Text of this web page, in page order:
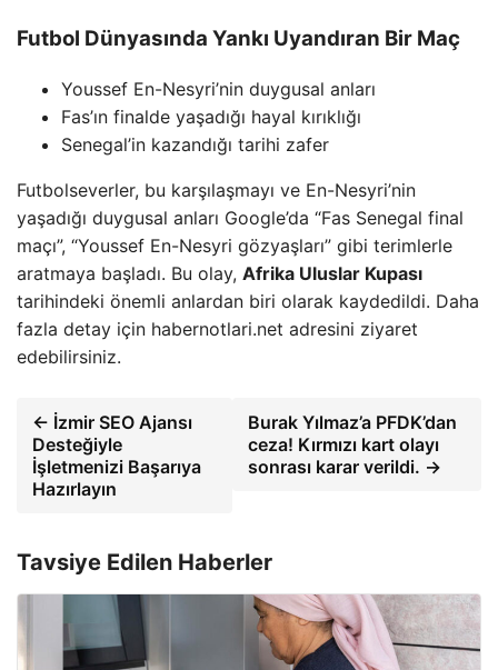
Futbol Dünyasında Yankı Uyandıran Bir Maç
Youssef En-Nesyri’nin duygusal anları
Fas’ın finalde yaşadığı hayal kırıklığı
Senegal’in kazandığı tarihi zafer
Futbolseverler, bu karşılaşmayı ve En-Nesyri’nin
yaşadığı duygusal anları Google’da “Fas Senegal final
maçı”, “Youssef En-Nesyri gözyaşları” gibi terimlerle
aratmaya başladı. Bu olay, Afrika Uluslar Kupası
tarihindeki önemli anlardan biri olarak kaydedildi. Daha
fazla detay için habernotlari.net adresini ziyaret
edebilirsiniz.
← İzmir SEO Ajansı
Desteğiyle
İşletmenizi Başarıya
Hazırlayın
Burak Yılmaz’a PFDK’dan
ceza! Kırmızı kart olayı
sonrası karar verildi. →
Tavsiye Edilen Haberler